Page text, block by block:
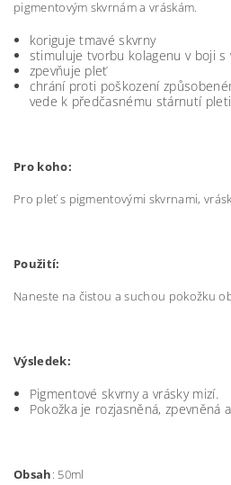
pigmentovým skvrnám a vráskám.
koriguje tmavé skvrny
stimuluje tvorbu kolagenu v boji s
zpevňuje pleť
chrání proti poškození
vede k předčasnému stárnutí pleti
Pro koho:
Pro pleť s pigmentovými skvrnami,
Použití:
Naneste na čistou a suchou pokožku
Výsledek:
Pigmentové skvrny a vrásky mizí.
Pokožka je rozjasněná, zpevněná
Obsah: 50ml